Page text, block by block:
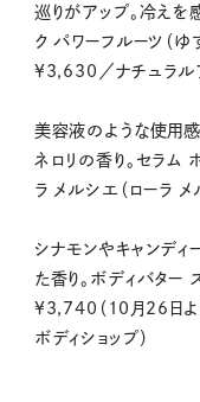
巡りがアップ。冷えを
ク パワーフルーツ（
¥3,630／ナチュラルア
美容液のような使用感
ネロリの香り。セラ
ラ メルシエ（ローラ メ
シナモンやキャンディ
た香り。ボディバター
¥3,740（10月26日よ
ボディショップ）